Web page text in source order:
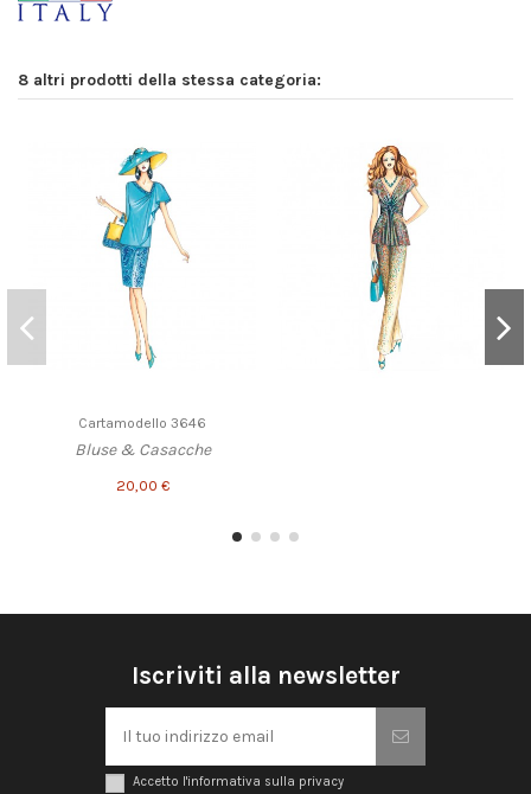
8 altri prodotti della stessa categoria:
Cartamodello 3646
Bluse & Casacche
20,00 €
Iscriviti alla newsletter
Accetto l'informativa sulla privacy